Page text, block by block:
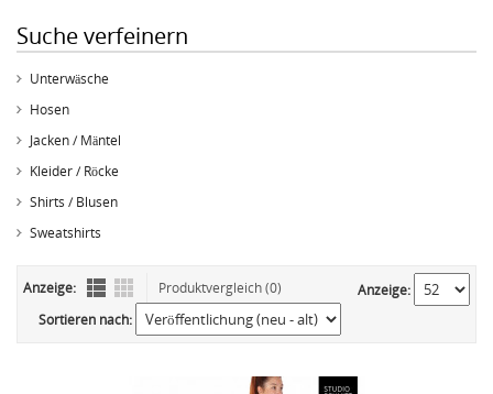
Suche verfeinern
Unterwäsche
Hosen
Jacken / Mäntel
Kleider / Röcke
Shirts / Blusen
Sweatshirts
Anzeige: Produktvergleich (0)
Anzeige:
Sortieren nach: